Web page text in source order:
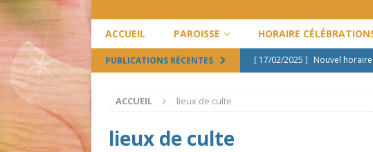
ACCUEIL PAROISSE HORAIRE
PUBLICATIONS RÉCENTES [ 17/02/2025 ] Nouvel
ACCUEIL lieux de culte
lieux de culte